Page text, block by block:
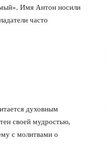
Имя Антон носили
часто
духовным
своей мудростью,
с молитвами о